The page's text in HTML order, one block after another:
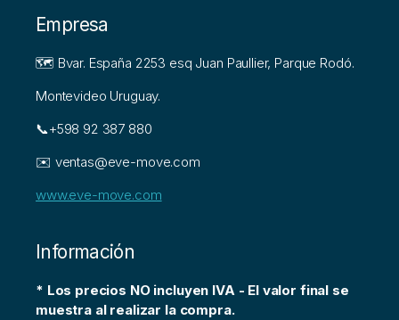
Empresa
🗺️ Bvar. España 2253 esq Juan Paullier, Parque Rodó.
Montevideo Uruguay.
📞+598 92 387 880
✉️ ventas@eve-move.com
www.eve-move.com
Información
* Los precios NO incluyen IVA - El valor final se
muestra al realizar la compra.